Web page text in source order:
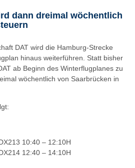
dann dreimal wöchentlich
DAT wird die Hamburg-Strecke
hinaus weiterführen. Statt bisher
ab Beginn des Winterflugplanes zu
wöchentlich von Saarbrücken in
10:40 – 12:10H
12:40 – 14:10H